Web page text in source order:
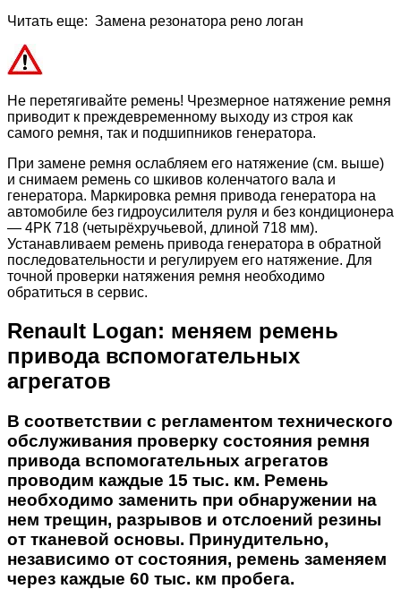
Читать еще: Замена резонатора рено логан
Не перетягивайте ремень! Чрезмерное натяжение ремня
приводит к преждевременному выходу из строя как
самого ремня, так и подшипников генератора.
При замене ремня ослабляем его натяжение (см. выше)
и снимаем ремень со шкивов коленчатого вала и
генератора. Маркировка ремня привода генератора на
автомобиле без гидроусилителя руля и без кондиционера
— 4РК 718 (четырёхручьевой, длиной 718 мм).
Устанавливаем ремень привода генератора в обратной
последовательности и регулируем его натяжение. Для
точной проверки натяжения ремня необходимо
обратиться в сервис.
Renault Logan: меняем ремень
привода вспомогательных
агрегатов
В соответствии с регламентом технического
обслуживания проверку состояния ремня
привода вспомогательных агрегатов
проводим каждые 15 тыс. км. Ремень
необходимо заменить при обнаружении на
нем трещин, разрывов и отслоений резины
от тканевой основы. Принудительно,
независимо от состояния, ремень заменяем
через каждые 60 тыс. км пробега.